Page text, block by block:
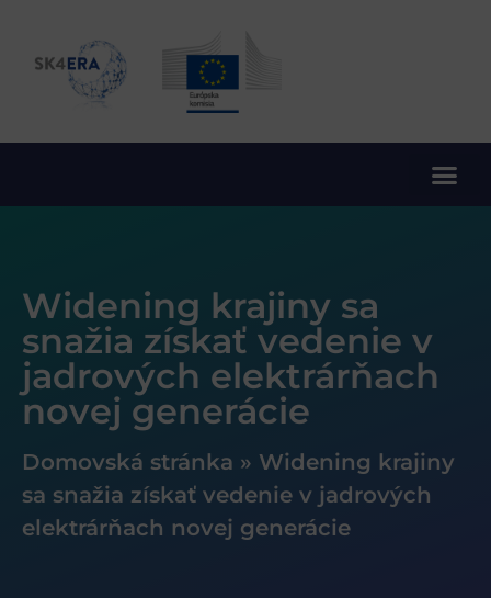
Widening krajiny sa
snažia získať vedenie v
jadrových elektrárňach
novej generácie
Domovská stránka » Widening krajiny
sa snažia získať vedenie v jadrových
elektrárňach novej generácie